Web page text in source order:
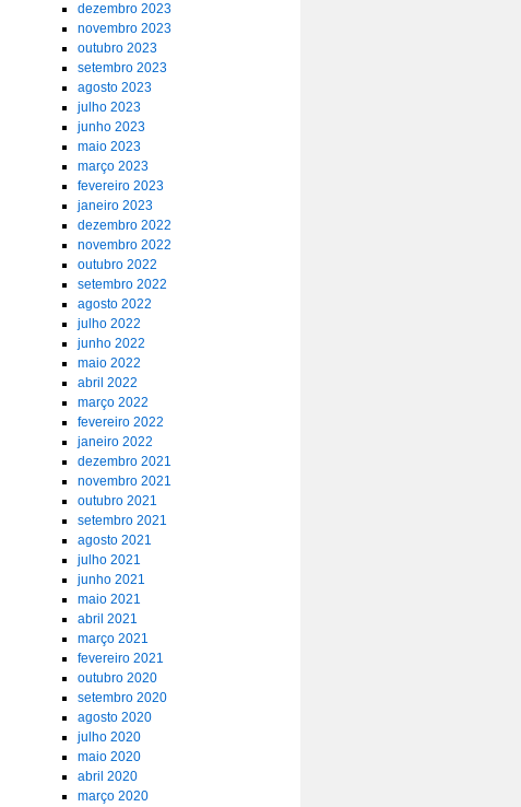
dezembro 2023
novembro 2023
outubro 2023
setembro 2023
agosto 2023
julho 2023
junho 2023
maio 2023
março 2023
fevereiro 2023
janeiro 2023
dezembro 2022
novembro 2022
outubro 2022
setembro 2022
agosto 2022
julho 2022
junho 2022
maio 2022
abril 2022
março 2022
fevereiro 2022
janeiro 2022
dezembro 2021
novembro 2021
outubro 2021
setembro 2021
agosto 2021
julho 2021
junho 2021
maio 2021
abril 2021
março 2021
fevereiro 2021
outubro 2020
setembro 2020
agosto 2020
julho 2020
maio 2020
abril 2020
março 2020